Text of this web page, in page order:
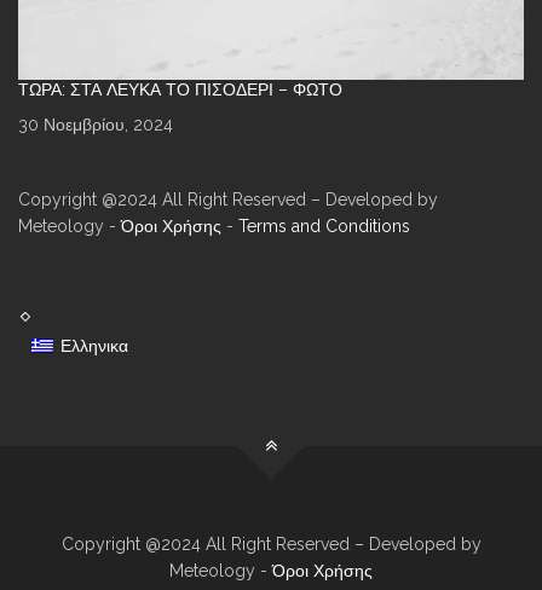
ΤΏΡΑ: ΣΤΑ ΛΕΥΚΆ ΤΟ ΠΙΣΟΔΈΡΙ – ΦΩΤΌ
30 Νοεμβρίου, 2024
Copyright @2024 All Right Reserved – Developed by
Meteology -Όροι Χρήσης - Terms and Conditions
Ελληνικα
Copyright @2024 All Right Reserved – Developed by
Meteology -Όροι Χρήσης